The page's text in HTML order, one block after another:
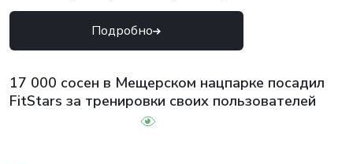
Подробно
17 000 сосен в Мещерском нацпарке посадил
FitStars за тренировки своих пользователей